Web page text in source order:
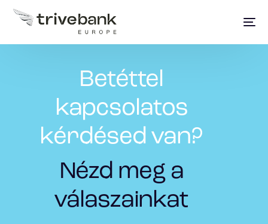
Betéttel
kapcsolatos
kérdésed van?
Nézd meg a
válaszainkat